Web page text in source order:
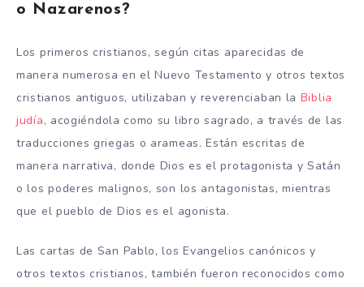
o Nazarenos?
Los primeros cristianos, según citas aparecidas de
manera numerosa en el Nuevo Testamento y otros textos
cristianos antiguos, utilizaban y reverenciaban la Biblia
judía, acogiéndola como su libro sagrado, a través de las
traducciones griegas o arameas. Están escritas de
manera narrativa, donde Dios es el protagonista y Satán
o los poderes malignos, son los antagonistas, mientras
que el pueblo de Dios es el agonista.
Las cartas de San Pablo, los Evangelios canónicos y
otros textos cristianos, también fueron reconocidos como